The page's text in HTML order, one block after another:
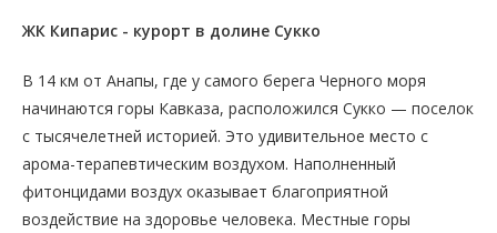
ЖК Кипарис - курорт в долине Сукко
В 14 км от Анапы, где у самого берега Черного моря
начинаются горы Кавказа, расположился Сукко — поселок
с тысячелетней историей. Это удивительное место с
арома-терапевтическим воздухом. Наполненный
фитонцидами воздух оказывает благоприятной
воздействие на здоровье человека. Местные горы